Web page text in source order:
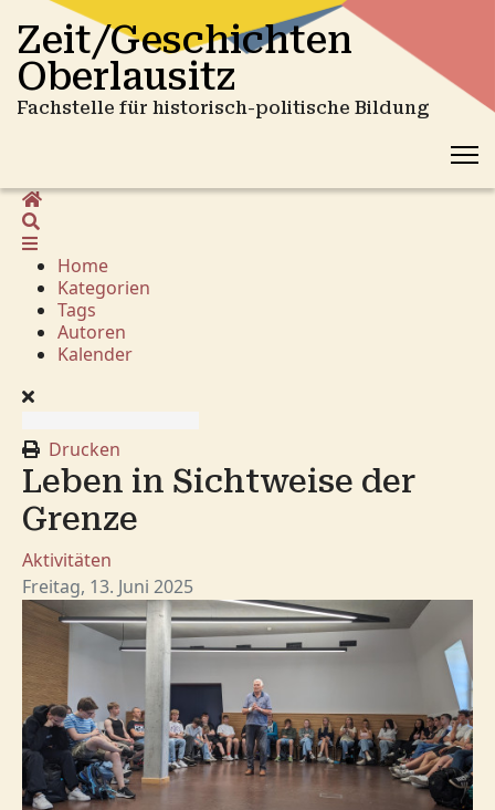
Zeit/Geschichten
Oberlausitz
Fachstelle für historisch-politische Bildung
Home
Home
Kategorien
Tags
Autoren
Kalender
Drucken
Leben in Sichtweise der
Grenze
Aktivitäten
Freitag, 13. Juni 2025